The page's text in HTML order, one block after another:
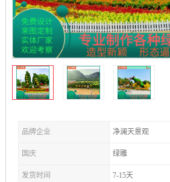
品牌企业 净澜天景观
国庆 绿雕
发货时间 7-15天